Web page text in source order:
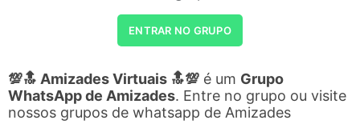
ENTRAR NO GRUPO
💯🔝 Amizades Virtuais 🔝💯 é um Grupo
WhatsApp de Amizades. Entre no grupo ou visite
nossos grupos de whatsapp de Amizades